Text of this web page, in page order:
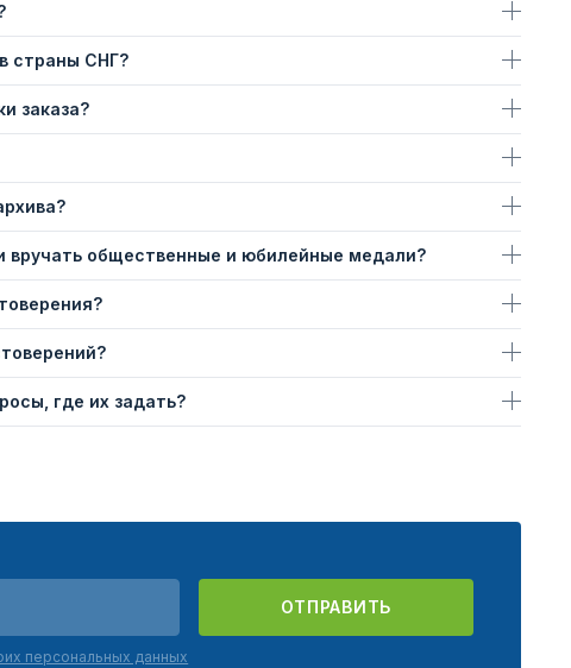
страны СНГ?
заказа?
вручать общественные и юбилейные медали?
где их задать?
ОТПРАВИТЬ
персональных данных